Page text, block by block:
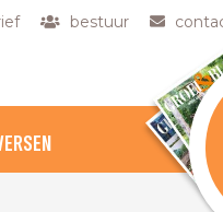
bestuur